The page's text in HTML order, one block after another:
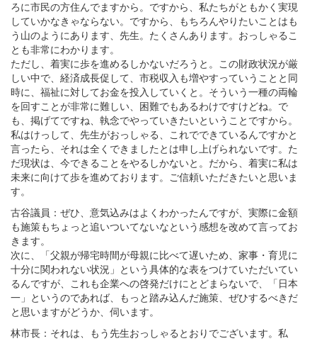
ろに市民の方住んでますから。ですから、私たちがともかく実現
していかなきゃならない。ですから、もちろんやりたいことはも
う山のようにあります、先生。たくさんあります。おっしゃるこ
とも非常にわかります。
ただし、着実に歩を進めるしかないだろうと。この財政状況が厳
しい中で、経済成長促して、市税収入も増やすっていうことと同
時に、福祉に対してお金を投入していくと。そういう一種の両輪
を回すことが非常に難しい、困難でもあるわけですけどね。で
も、掲げてですね、執念でやっていきたいということですから。
私はけっして、先生がおっしゃる、これでできているんですかと
言ったら、それは全くできましたとは申し上げられないです。た
だ現状は、今できることをやるしかないと。だから、着実に私は
未来に向けて歩を進めております。ご信頼いただきたいと思いま
す。
古谷議員：ぜひ、意気込みはよくわかったんですが、実際に金額
も施策もちょっと追いついてないなという感想を改めて言ってお
きます。
次に、「父親が帰宅時間が母親に比べて遅いため、家事・育児に
十分に関われない状況」という具体的な表をつけていただいてい
るんですが、これも企業への啓発だけにとどまらないで、「日本
一」というのであれば、もっと踏み込んだ施策、ぜひするべきだ
と思いますがどうか、伺います。
林市長：それは、もう先生おっしゃるとおりでございます。私